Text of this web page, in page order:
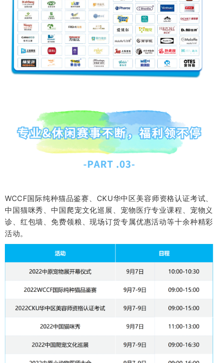
WCCF国际纯种猫品鉴赛、CKU华中区美容师资格认证考试、
中国猫咪秀、中国爬宠文化巡展、宠物医疗专业课程、宠物义
诊、红包墙、免费领粮、现场订货专属优惠活动等十余种精彩
活动。